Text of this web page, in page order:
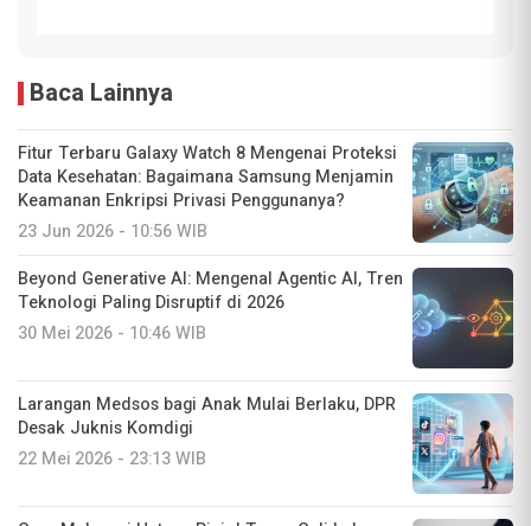
Baca Lainnya
Fitur Terbaru Galaxy Watch 8 Mengenai Proteksi
Data Kesehatan: Bagaimana Samsung Menjamin
Keamanan Enkripsi Privasi Penggunanya?
23 Jun 2026 - 10:56 WIB
Beyond Generative AI: Mengenal Agentic AI, Tren
Teknologi Paling Disruptif di 2026
30 Mei 2026 - 10:46 WIB
Larangan Medsos bagi Anak Mulai Berlaku, DPR
Desak Juknis Komdigi
22 Mei 2026 - 23:13 WIB